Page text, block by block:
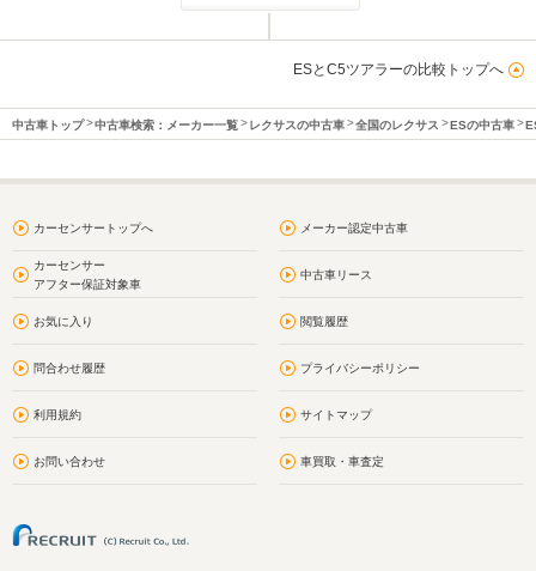
ESとC5ツアラーの比較トップへ
中古車トップ 中古車検索：メーカー一覧 レクサスの中古車 全国のレクサス ESの中古車
カーセンサートップへ メーカー認定中古車
カーセンサー
アフター保証対象車
中古車リース
お気に入り 閲覧履歴
問合わせ履歴 プライバシーポリシー
利用規約 サイトマップ
お問い合わせ 車買取・車査定